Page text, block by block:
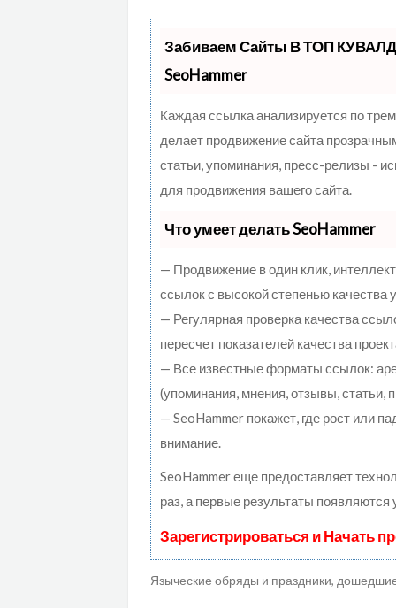
Забиваем Сайты В ТОП
SeoHammer
Каждая ссылка анализируется по
делает продвижение сайта
статьи, упоминания, пресс-релизы -
для продвижения вашего сайта.
Что умеет делать SeoHammer
— Продвижение в один клик,
ссылок с высокой степенью качества
— Регулярная проверка качества
пересчет показателей качества
— Все известные форматы ссылок:
(упоминания, мнения, отзывы, статьи,
— SeoHammer покажет, где рост или
внимание.
SeoHammer еще предоставляет
раз, а первые результаты
Зарегистрироваться и Начать
Языческие обряды и праздники,